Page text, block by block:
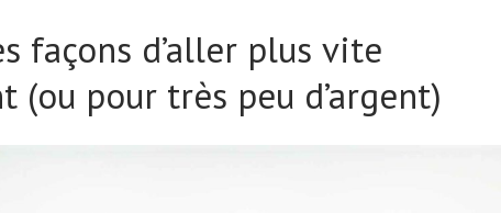
façons d’aller plus vite
(ou pour très peu d’argent)